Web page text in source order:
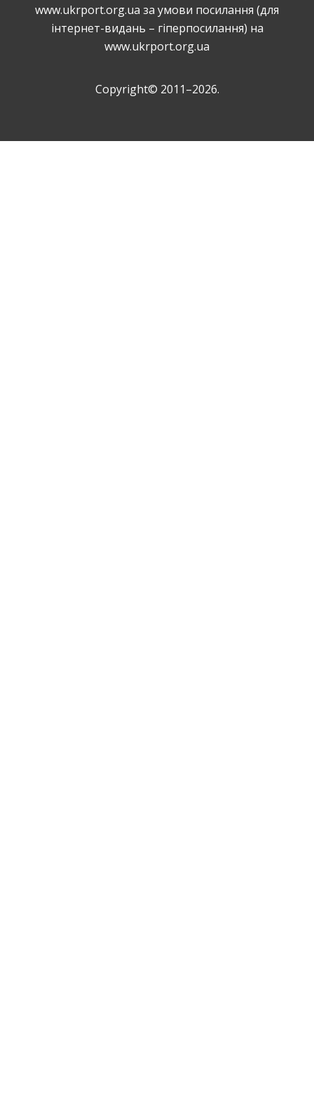
www.ukrport.org.ua за умови посилання (для
інтернет-видань – гіперпосилання) на
www.ukrport.org.ua
Copyright© 2011–2026.